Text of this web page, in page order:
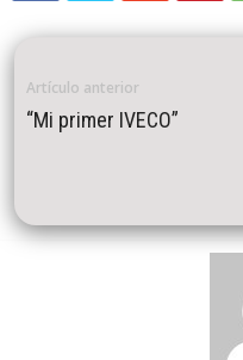
Artículo anterior
“Mi primer IVECO”